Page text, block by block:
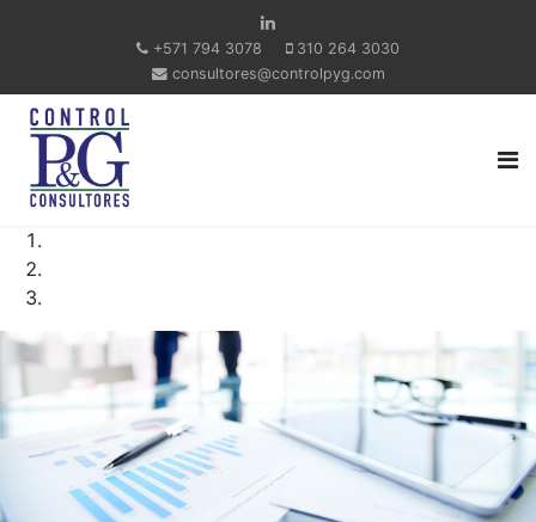
+571 794 3078
310 264 3030
consultores@controlpyg.com